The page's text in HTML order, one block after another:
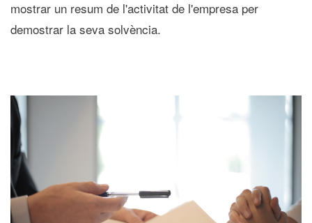
mostrar un resum de l'activitat de l'empresa per
demostrar la seva solvència.